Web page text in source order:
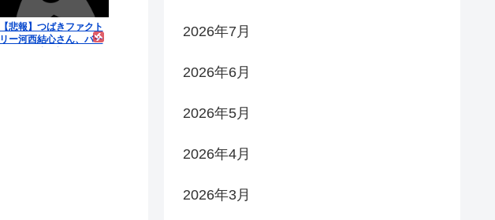
【悲報】つばきファクト
リー河西結心さん、バー
2026年7月
2026年6月
2026年5月
2026年4月
2026年3月